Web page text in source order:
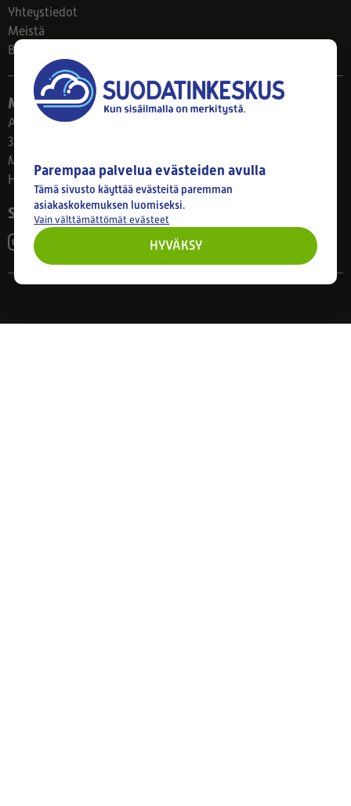
Yhteystiedot
Meistä
Blogi
Myymälä
Ahlmanintie 61
33800 Tampere
Ma–Pe 8–17
Huom! Myymälän poikkeusaukiolot: 27.7.-21.8. klo 8-16
Seuraa meitä
Parempaa palvelua evästeiden avulla
Tämä sivusto käyttää evästeitä paremman
asiakaskokemuksen luomiseksi.
Vain välttämättömät evästeet
HYVÄKSY